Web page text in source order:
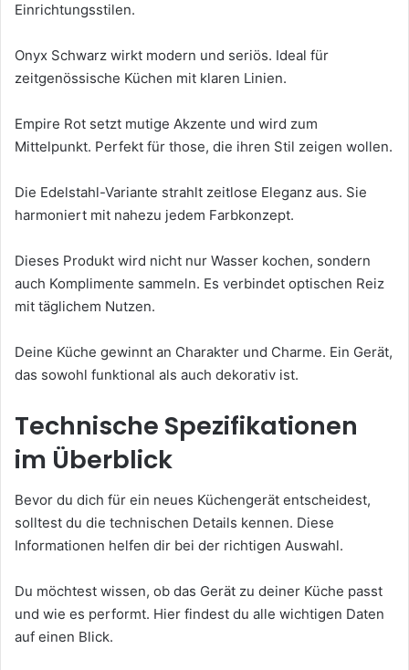
Einrichtungsstilen.
Onyx Schwarz wirkt modern und seriös. Ideal für
zeitgenössische Küchen mit klaren Linien.
Empire Rot setzt mutige Akzente und wird zum
Mittelpunkt. Perfekt für those, die ihren Stil zeigen wollen.
Die Edelstahl-Variante strahlt zeitlose Eleganz aus. Sie
harmoniert mit nahezu jedem Farbkonzept.
Dieses Produkt wird nicht nur Wasser kochen, sondern
auch Komplimente sammeln. Es verbindet optischen Reiz
mit täglichem Nutzen.
Deine Küche gewinnt an Charakter und Charme. Ein Gerät,
das sowohl funktional als auch dekorativ ist.
Technische Spezifikationen
im Überblick
Bevor du dich für ein neues Küchengerät entscheidest,
solltest du die technischen Details kennen. Diese
Informationen helfen dir bei der richtigen Auswahl.
Du möchtest wissen, ob das Gerät zu deiner Küche passt
und wie es performt. Hier findest du alle wichtigen Daten
auf einen Blick.